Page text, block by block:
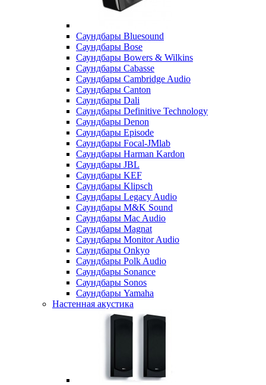
Саундбары Bluesound
Саундбары Bose
Саундбары Bowers & Wilkins
Саундбары Cabasse
Саундбары Cambridge Audio
Саундбары Canton
Саундбары Dali
Саундбары Definitive Technology
Саундбары Denon
Саундбары Episode
Саундбары Focal-JMlab
Саундбары Harman Kardon
Саундбары JBL
Саундбары KEF
Саундбары Klipsch
Саундбары Legacy Audio
Саундбары M&K Sound
Саундбары Mac Audio
Саундбары Magnat
Саундбары Monitor Audio
Саундбары Onkyo
Саундбары Polk Audio
Саундбары Sonance
Саундбары Sonos
Саундбары Yamaha
Настенная акустика